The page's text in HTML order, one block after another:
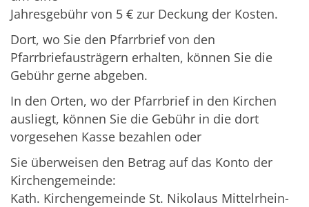
Jahresgebühr von 5 € zur Deckung der Kosten.
Dort, wo Sie den Pfarrbrief von den
Pfarrbriefausträgern erhalten, können Sie die
Gebühr gerne abgeben.
In den Orten, wo der Pfarrbrief in den Kirchen
ausliegt, können Sie die Gebühr in die dort
vorgesehen Kasse bezahlen oder
Sie überweisen den Betrag auf das Konto der
Kirchengemeinde:
Kath. Kirchengemeinde St. Nikolaus Mittelrhein-